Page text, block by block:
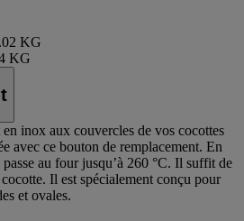
KG
KG
inox aux couvercles de vos cocottes
avec ce bouton de remplacement. En
au four jusqu’à 260 °C. Il suffit de
Il est spécialement conçu pour
et ovales.